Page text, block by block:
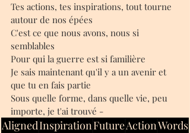
Tes actions, tes inspirations, tout tourne
autour de nos épées
C'est ce que nous avons, nous si
semblables
Pour qui la guerre est si familière
Je sais maintenant qu'il y a un avenir et
que tu en fais partie
Sous quelle forme, dans quelle vie, peu
importe, je t'ai trouvé -
AlignedInspirationFutureActionWords